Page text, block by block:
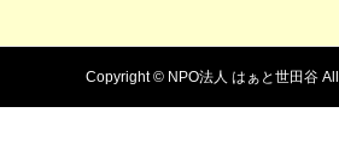
Copyright © NPO法人 はぁと世田谷